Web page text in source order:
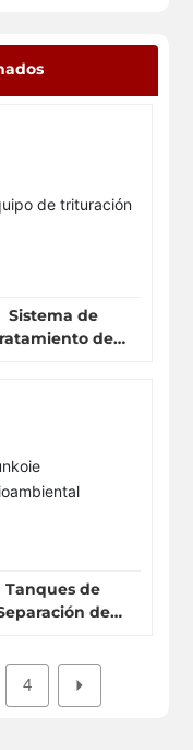
Sistema de
de
Tanques de
de
4